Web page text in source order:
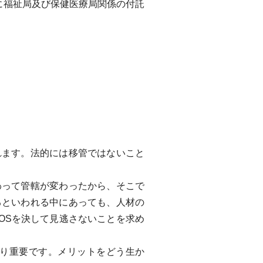
祉局及び保健医療局関係の付託
す。法的には移管ではないこと
て管轄が変わったから、そこで
いわれる中にあっても、人材の
を決して見逃さないことを求め
重要です。メリットをどう生か